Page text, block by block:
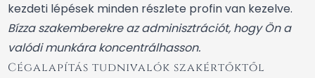
kezdeti lépések minden részlete profin van kezelve.
Bízza szakemberekre az adminisztrációt, hogy Ön a
valódi munkára koncentrálhasson.
Cégalapítás tudnivalók szakértőktől